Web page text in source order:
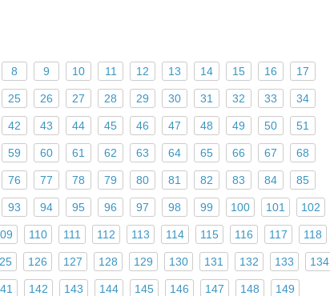
8 9 10 11 12 13 14 15 16 17
25 26 27 28 29 30 31 32 33 34
42 43 44 45 46 47 48 49 50 51
59 60 61 62 63 64 65 66 67 68
76 77 78 79 80 81 82 83 84 85
93 94 95 96 97 98 99 100 101 102
110 111 112 113 114 115 116 117 118
126 127 128 129 130 131 132 133 134
142 143 144 145 146 147 148 149